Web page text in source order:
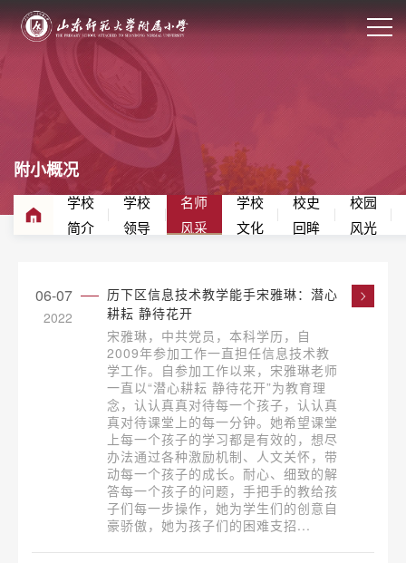
附小概况
学校
简介
学校
领导
名师
风采
学校
文化
校史
回眸
校园
风光
06-07
2022
历下区信息技术教学能手宋雅琳：潜心
耕耘 静待花开
宋雅琳，中共党员，本科学历，自
2009年参加工作一直担任信息技术教
学工作。自参加工作以来，宋雅琳老师
一直以“潜心耕耘 静待花开”为教育理
念，认认真真对待每一个孩子，认认真
真对待课堂上的每一分钟。她希望课堂
上每一个孩子的学习都是有效的，想尽
办法通过各种激励机制、人文关怀，带
动每一个孩子的成长。耐心、细致的解
答每一个孩子的问题，手把手的教给孩
子们每一步操作，她为学生们的创意自
豪骄傲，她为孩子们的困难支招...